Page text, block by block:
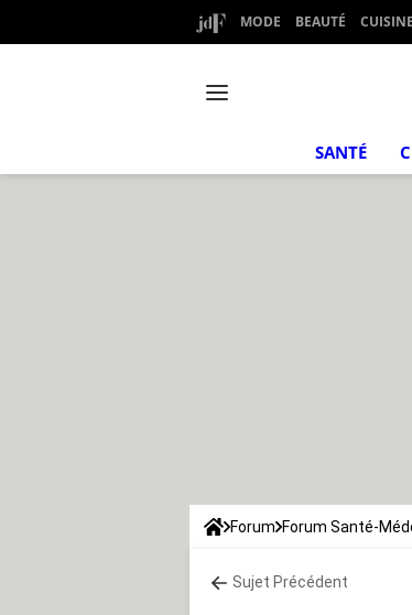
MODE BEAUTÉ CUISINE
SANTÉ
Forum Forum Santé-
Sujet Précédent